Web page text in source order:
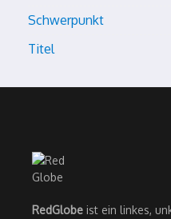
Schwerpunkt
Titel
RedGlobe ist ein linkes,